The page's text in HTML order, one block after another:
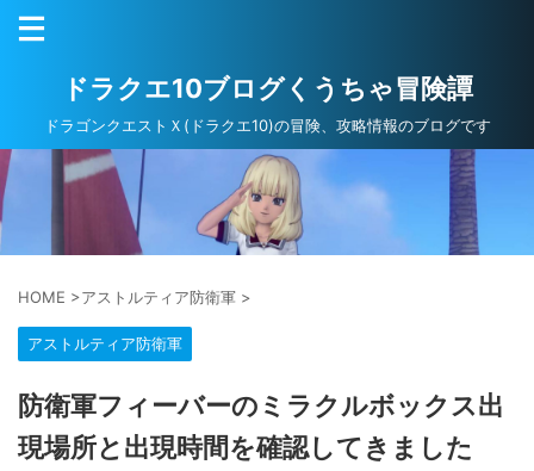
ドラクエ10ブログくうちゃ冒険譚
ドラゴンクエストＸ(ドラクエ10)の冒険、攻略情報のブログです
HOME >アストルティア防衛軍 >
アストルティア防衛軍
防衛軍フィーバーのミラクルボックス出
現場所と出現時間を確認してきました